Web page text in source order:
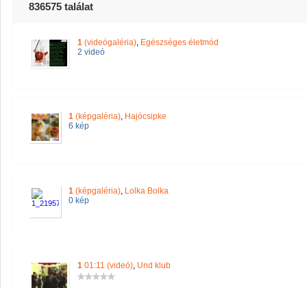
836575 találat
1 (videógaléria), Egészséges életmód
2 videó
1 (képgaléria), Hajócsipke
6 kép
1 (képgaléria), Lolka Bolka
0 kép
1 01:11 (videó), Und klub